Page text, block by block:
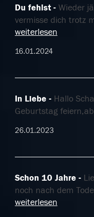
Du fehlst
Wieder
vermisse dich trotz
weiterlesen
16.01.2024
In Liebe
Hallo
Geburtstag
26.01.2023
Schon 10 Jahre
noch nach dem
weiterlesen